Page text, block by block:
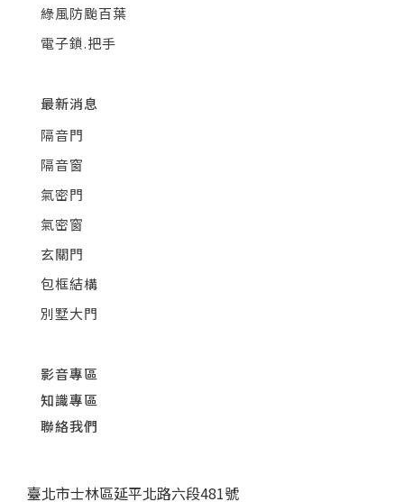
綠風防颱百葉
電子鎖.把手
最新消息
隔音門
隔音窗
氣密門
氣密窗
玄關門
包框結構
別墅大門
影音專區
知識專區
聯絡我們
臺北市士林區延平北路六段481號